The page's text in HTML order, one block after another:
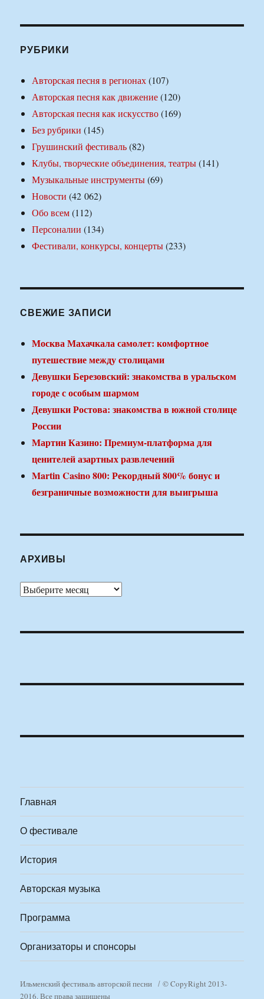
РУБРИКИ
Авторская песня в регионах(107)
Авторская песня как движение(120)
Авторская песня как искусство(169)
Без рубрики (145)
Грушинский фестиваль(82)
Клубы, творческие объединения, театры(141)
Музыкальные инструменты(69)
Новости (42 062)
Обо всем(112)
Персоналии (134)
Фестивали, конкурсы, концерты(233)
СВЕЖИЕ ЗАПИСИ
Москва Махачкала самолет: комфортное
путешествие между столицами
Девушки Березовский: знакомства в уральском
городе с особым шармом
Девушки Ростова: знакомства в южной столице
России
Мартин Казино: Премиум-платформа для
ценителей азартных развлечений
Martin Casino 800: Рекордный 800% бонус и
безграничные возможности для выигрыша
АРХИВЫ
Архивы
Главная
О фестивале
История
Авторская музыка
Программа
Организаторы и спонсоры
Ильменский фестиваль авторской песни
© CopyRight 2013-
2016. Все права защищены